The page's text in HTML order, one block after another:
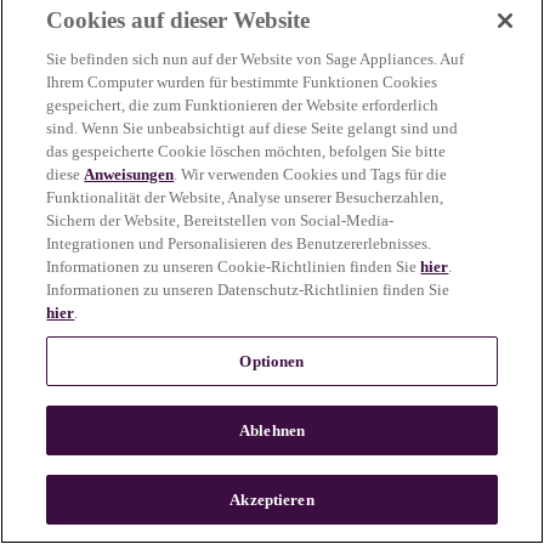
more information)
n
Cookies auf dieser Website
Sie befinden sich nun auf der Website von Sage Appliances. Auf
Ihrem Computer wurden für bestimmte Funktionen Cookies
gespeichert, die zum Funktionieren der Website erforderlich
sind. Wenn Sie unbeabsichtigt auf diese Seite gelangt sind und
das gespeicherte Cookie löschen möchten, befolgen Sie bitte
dieseAnweisungen. Wir verwenden Cookies und Tags für die
Funktionalität der Website, Analyse unserer Besucherzahlen,
Sichern der Website, Bereitstellen von Social-Media-
Integrationen und Personalisieren des Benutzererlebnisses.
Informationen zu unseren Cookie-Richtlinien finden Siehier.
Informationen zu unseren Datenschutz-Richtlinien finden Sie
hier.
Optionen
Ablehnen
Akzeptieren